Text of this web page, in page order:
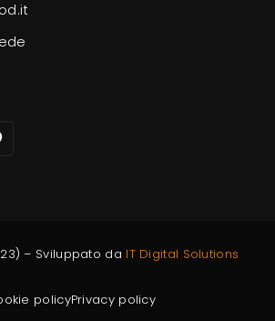
– Sviluppato da IT Digital Solutions
policyPrivacy policy